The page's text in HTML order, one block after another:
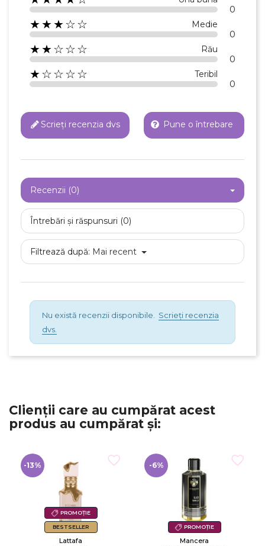
0
★★★☆☆ Medie
0
★★☆☆☆ Rău
0
★☆☆☆☆ Teribil
0
Scrieți recenzia dvs Pune o întrebare
Recenzii (0)
Întrebări și răspunsuri (0)
Filtrează după: Mai recent
Nu există recenzii disponibile. Scrieți recenzia
dvs.
Clienții care au cumpărat acest
produs au cumpărat și:
PROMOȚIE
BESTSELLER
-13%
Lattafa
PROMOȚIE
-6%
Mancera
Creeaza o lista de dorinte ×
Numele listei de dorinte
Anuleaza
Creeaza o lista de dorinte